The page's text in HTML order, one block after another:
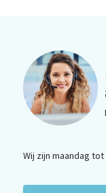
Wij zijn maandag